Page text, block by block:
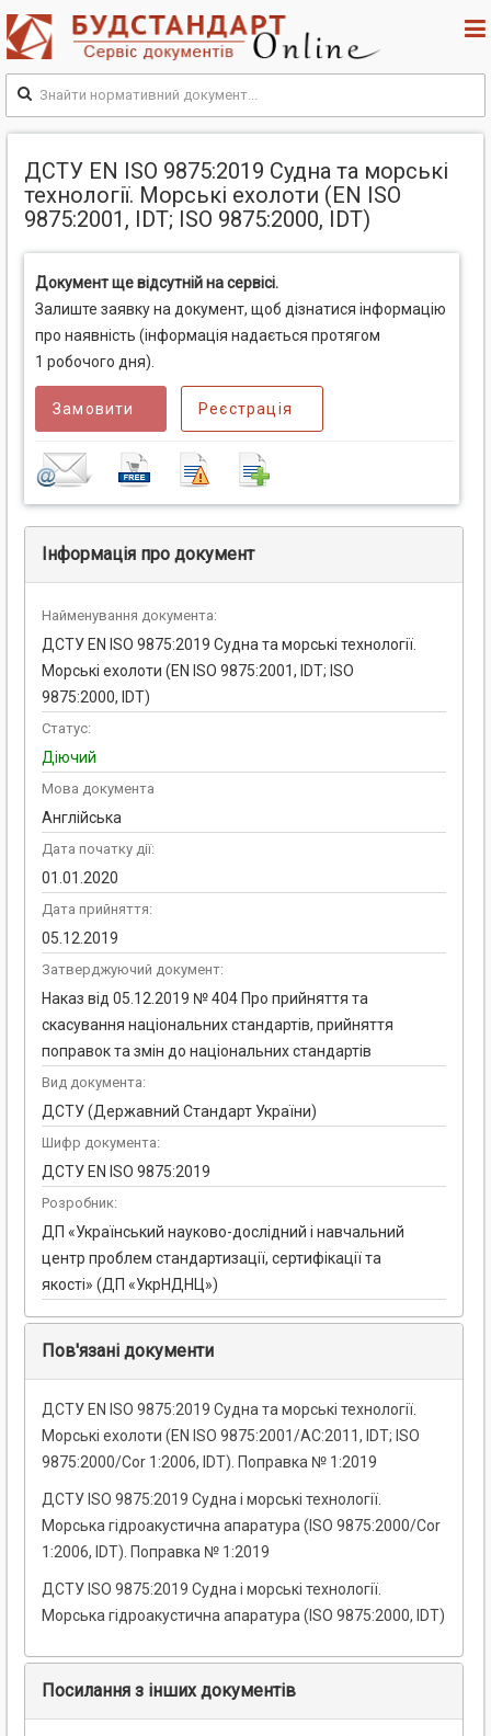
ДСТУ EN ISO 9875:2019 Судна та морські
технології. Морські ехолоти (EN ISO
9875:2001, IDT; ISO 9875:2000, IDT)
Документ ще відсутній на сервісі.
Залиште заявку на документ, щоб дізнатися інформацію
про наявність (інформація надається протягом
1 робочого дня).
Замовити Реєстрація
Інформація про документ
Найменування документа:
ДСТУ EN ISO 9875:2019 Судна та морські технології.
Морські ехолоти (EN ISO 9875:2001, IDT; ISO
9875:2000, IDT)
Статус:
Діючий
Мова документа
Англійська
Дата початку дії:
01.01.2020
Дата прийняття:
05.12.2019
Затверджуючий документ:
Наказ від 05.12.2019 № 404 Про прийняття та
скасування національних стандартів, прийняття
поправок та змін до національних стандартів
Вид документа:
ДСТУ (Державний Стандарт України)
Шифр документа:
ДСТУ EN ISO 9875:2019
Розробник:
ДП «Український науково-дослідний і навчальний
центр проблем стандартизації, сертифікації та
якості» (ДП «УкрНДНЦ»)
Пов'язані документи
ДСТУ EN ISO 9875:2019 Судна та морські технології.
Морські ехолоти (EN ISO 9875:2001/AC:2011, IDT; ISO
9875:2000/Cor 1:2006, IDT). Поправка № 1:2019
ДСТУ ISO 9875:2019 Судна і морські технології.
Морська гідроакустична апаратура (ISO 9875:2000/Cor
1:2006, IDT). Поправка № 1:2019
ДСТУ ISO 9875:2019 Судна і морські технології.
Морська гідроакустична апаратура (ISO 9875:2000, IDT)
Посилання з інших документів